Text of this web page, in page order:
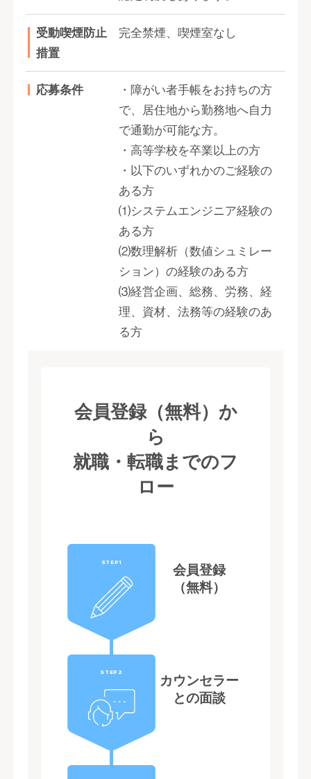
受動喫煙防止
措置
完全禁煙、喫煙室なし
応募条件
・障がい者手帳をお持ちの方
で、居住地から勤務地へ自力
で通勤が可能な方。
・高等学校を卒業以上の方
・以下のいずれかのご経験の
ある方
⑴システムエンジニア経験の
ある方
⑵数理解析（数値シュミレー
ション）の経験のある方
⑶経営企画、総務、労務、経
理、資材、法務等の経験のあ
る方
会員登録（無料）か
ら
就職・転職までのフ
ロー
STEP1
会員登録
（無料）
STEP2
カウンセラー
との面談